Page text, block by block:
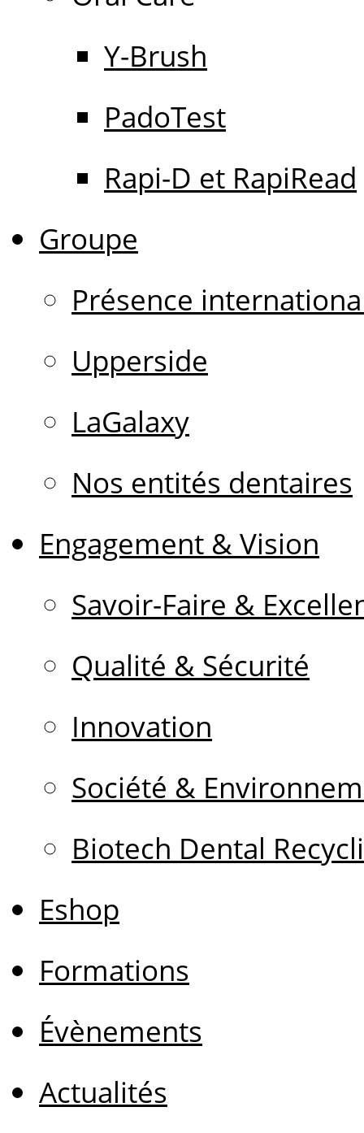
Y-Brush
PadoTest
Rapi-D et RapiRead
Groupe
Présence
Upperside
LaGalaxy
Nos entités dentaires
Engagement & Vision
Savoir-Faire &
Qualité & Sécurité
Innovation
Société &
Biotech Dental
Eshop
Formations
Évènements
Actualités